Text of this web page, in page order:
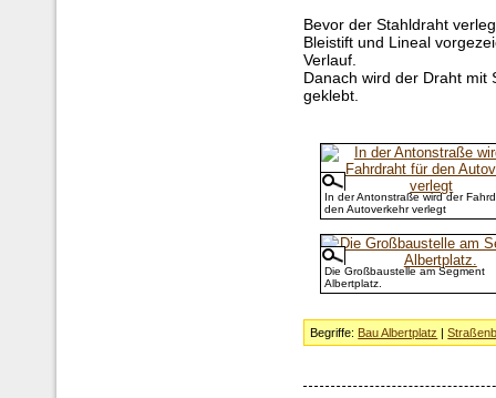
Bevor der Stahldraht
Bleistift und Lineal
Verlauf.
Danach wird der Draht mit
geklebt.
In der Antonstraße wird der
den Autoverkehr verlegt
Die Großbaustelle am Segment
Albertplatz.
Begriffe: Bau Albertplatz |